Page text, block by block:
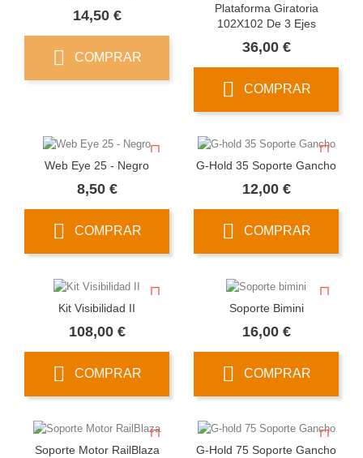
14,50 €Precio
COMPRAR
Plataforma Giratoria
102X102 De 3 Ejes
36,00 €Precio
COMPRAR
Web Eye 25 - Negro
8,50 €Precio
COMPRAR
G-Hold 35 Soporte Gancho
12,00 €Precio
COMPRAR
Kit Visibilidad II
108,00 €Precio
COMPRAR
Soporte Bimini
16,00 €Precio
COMPRAR
Soporte Motor RailBlaza G-Hold 75 Soporte Gancho